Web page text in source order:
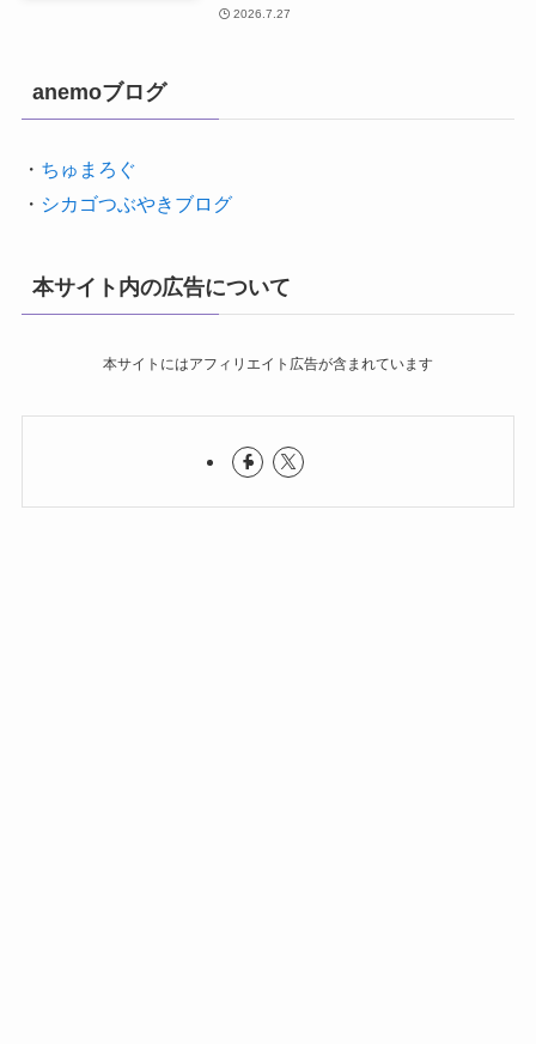
2026.7.27
anemoブログ
・ ちゅまろぐ
・ シカゴつぶやきブログ
本サイト内の広告について
本サイトにはアフィリエイト広告が含まれています